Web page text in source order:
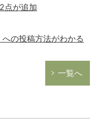
点が追加
への投稿方法がわかる
一覧へ